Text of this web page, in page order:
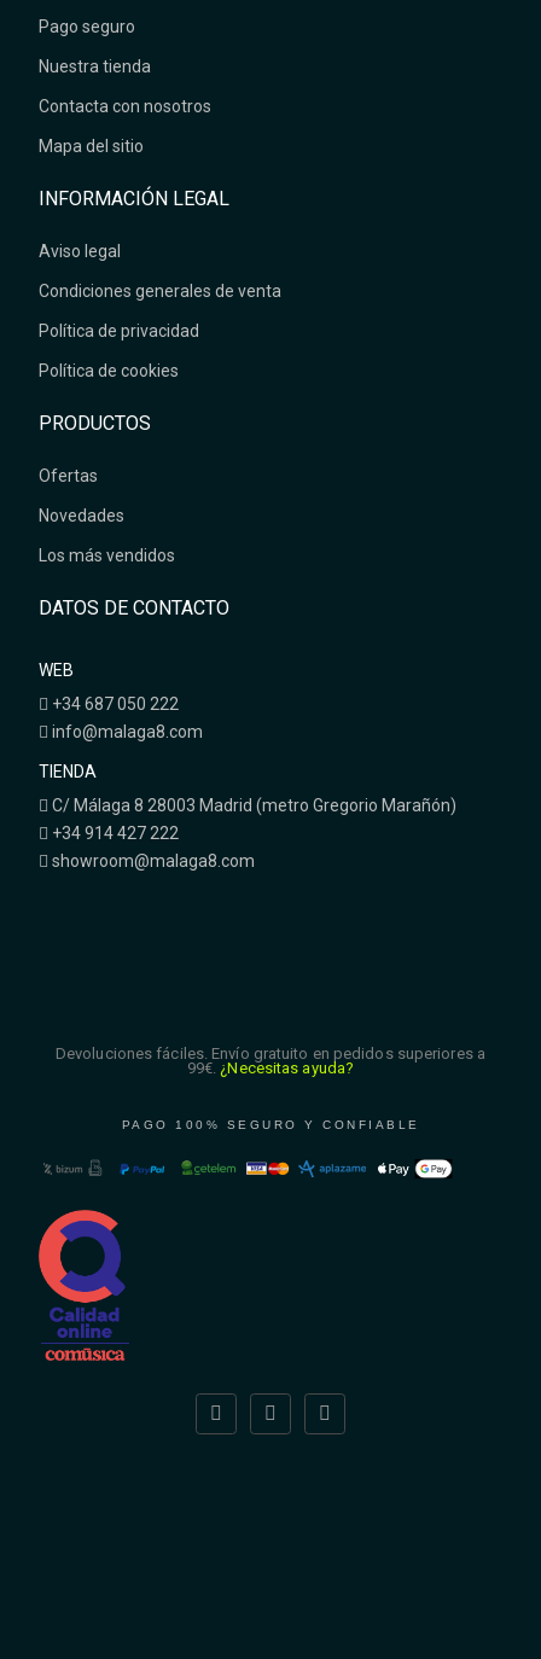
Pago seguro
Nuestra tienda
Contacta con nosotros
Mapa del sitio
INFORMACIÓN LEGAL
Aviso legal
Condiciones generales de venta
Política de privacidad
Política de cookies
PRODUCTOS
Ofertas
Novedades
Los más vendidos
DATOS DE CONTACTO
WEB
+34 687 050 222
info@malaga8.com
TIENDA
C/ Málaga 8 28003 Madrid (metro Gregorio Marañón)
+34 914 427 222
showroom@malaga8.com
Devoluciones fáciles. Envío gratuito en pedidos superiores a
99€. ¿Necesitas ayuda?
PAGO 100% SEGURO Y CONFIABLE